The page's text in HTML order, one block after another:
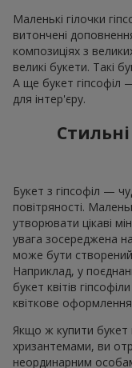
Маленькі гілочки
витончені
композиціях з
великі букети. Такі
А ще букет гіпсофіл
для інтер'єру.
Букет з гіпсофіл —
повітряності.
утворювати цікаві
увага зосереджена
може бути
Наприклад, у
букет квітів
квіткове
Якщо ж купити букет
хризантемами, ви
неординарним